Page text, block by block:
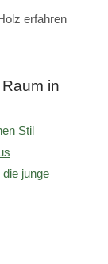
erfahren
in
Stil
junge